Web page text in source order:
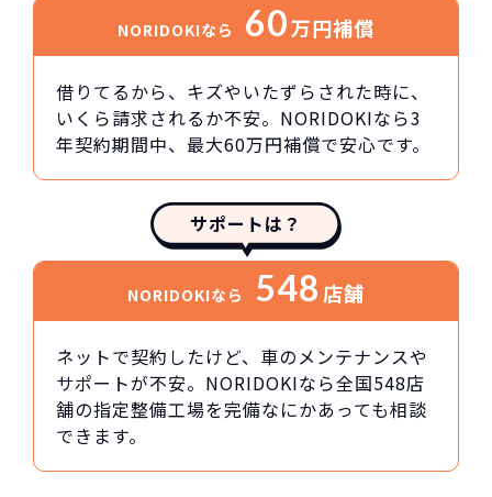
NORIDOKIなら 60万円補償
借りてるから、キズやいたずらされた時に、
いくら請求されるか不安。NORIDOKIなら3
年契約期間中、最大60万円補償で安心です。
サポートは？
NORIDOKIなら 548店舗
ネットで契約したけど、車のメンテナンスや
サポートが不安。NORIDOKIなら全国548店
舗の指定整備工場を完備なにかあっても相談
できます。